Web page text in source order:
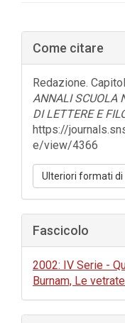
Barra
laterale
dell'articolo
Come citare
Redazione.
ANNALI SCUOLA
DI LETTERE E
https://
e/view/4366
Ulteriori formati di
Fascicolo
2002: IV Serie -
Burnam, Le